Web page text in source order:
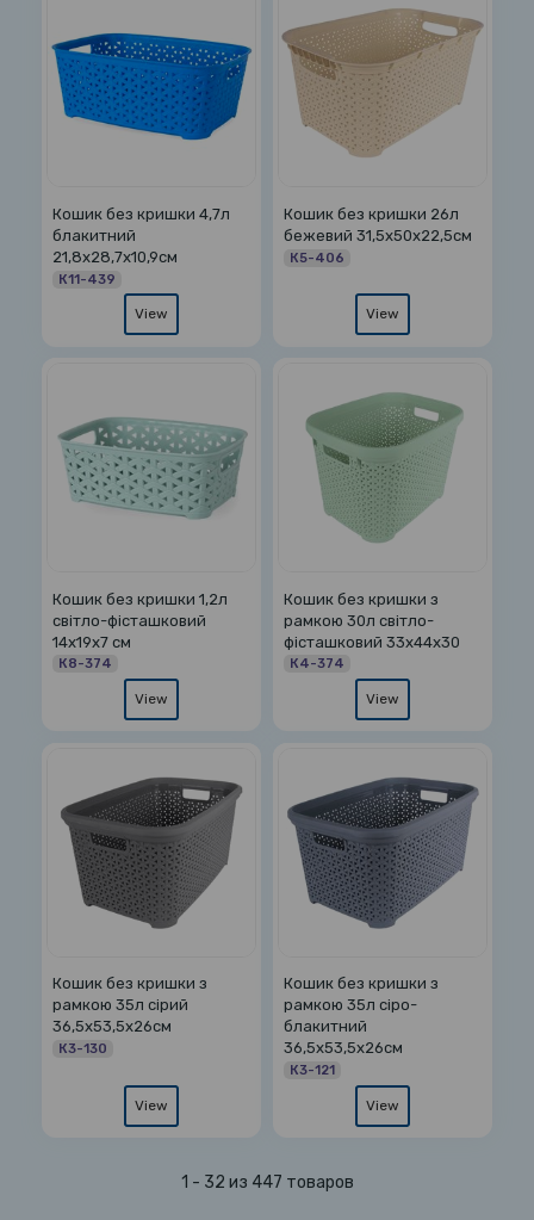
Кошик без кришки 4,7л
блакитний
21,8х28,7х10,9см
К11-439
View
Кошик без кришки 26л
бежевий 31,5х50х22,5см
К5-406
View
Кошик без кришки 1,2л
світло-фісташковий
14х19х7 см
К8-374
View
Кошик без кришки з
рамкою 30л світло-
фісташковий 33х44х30
К4-374
View
Кошик без кришки з
рамкою 35л сірий
36,5х53,5х26см
К3-130
View
Кошик без кришки з
рамкою 35л сіро-
блакитний
36,5х53,5х26см
К3-121
View
1 - 32 из 447 товаров